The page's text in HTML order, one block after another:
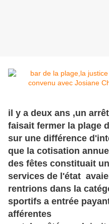
il y a deux ans ,un
faisait fermer la plage
sur une différence
que la cotisation
des fêtes constituait
services de l'état
rentrions dans la
sportifs a entrée
afférentes